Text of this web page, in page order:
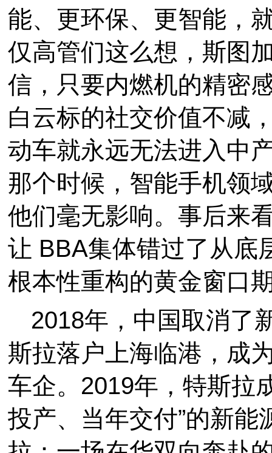
能、更环保、更智能，
仅高管们这么想，斯图
信，只要内燃机的精密
白云标的社交价值不减
动车就永远无法进入中
那个时候，智能手机领
他们毫无影响。事后来
让 BBA集体错过了从底
根本性重构的黄金窗口
2018年，中国取消了
斯拉落户上海临港，成
车企。2019年，特斯拉
投产、当年交付”的新